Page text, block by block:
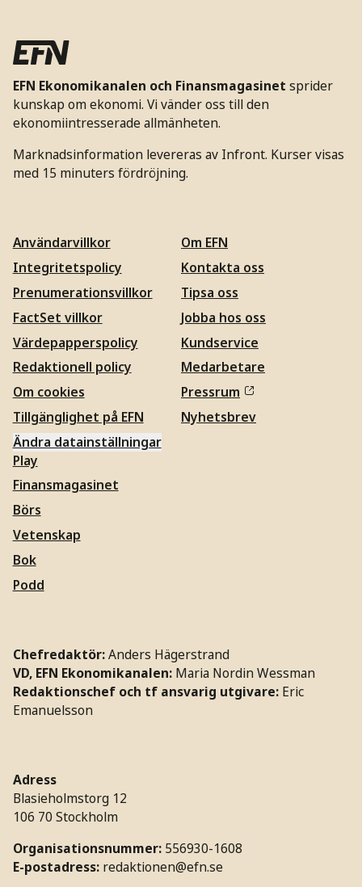
EFN Ekonomikanalen och Finansmagasinet sprider
kunskap om ekonomi. Vi vänder oss till den
ekonomiintresserade allmänheten.
Marknadsinformation levereras av Infront. Kurser visas
med 15 minuters fördröjning.
Användarvillkor
Integritetspolicy
Prenumerationsvillkor
FactSet villkor
Värdepapperspolicy
Redaktionell policy
Om cookies
Tillgänglighet på EFN
Ändra datainställningar
Om EFN
Kontakta oss
Tipsa oss
Jobba hos oss
Kundservice
Medarbetare
Pressrum
Nyhetsbrev
Play
Finansmagasinet
Börs
Vetenskap
Bok
Podd
Chefredaktör:Anders Hägerstrand
VD, EFN Ekonomikanalen: Maria Nordin Wessman
Redaktionschef och tf ansvarig utgivare: Eric
Emanuelsson
Adress
Blasieholmstorg 12
106 70 Stockholm
Organisationsnummer: 556930-1608
E-postadress: redaktionen@efn.se